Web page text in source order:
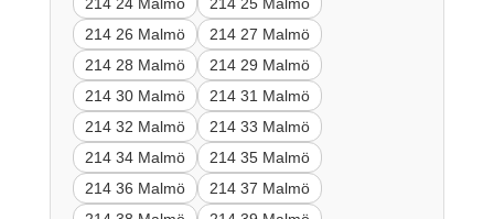
214 26 Malmö
214 27 Malmö
214 28 Malmö
214 29 Malmö
214 30 Malmö
214 31 Malmö
214 32 Malmö
214 33 Malmö
214 34 Malmö
214 35 Malmö
214 36 Malmö
214 37 Malmö